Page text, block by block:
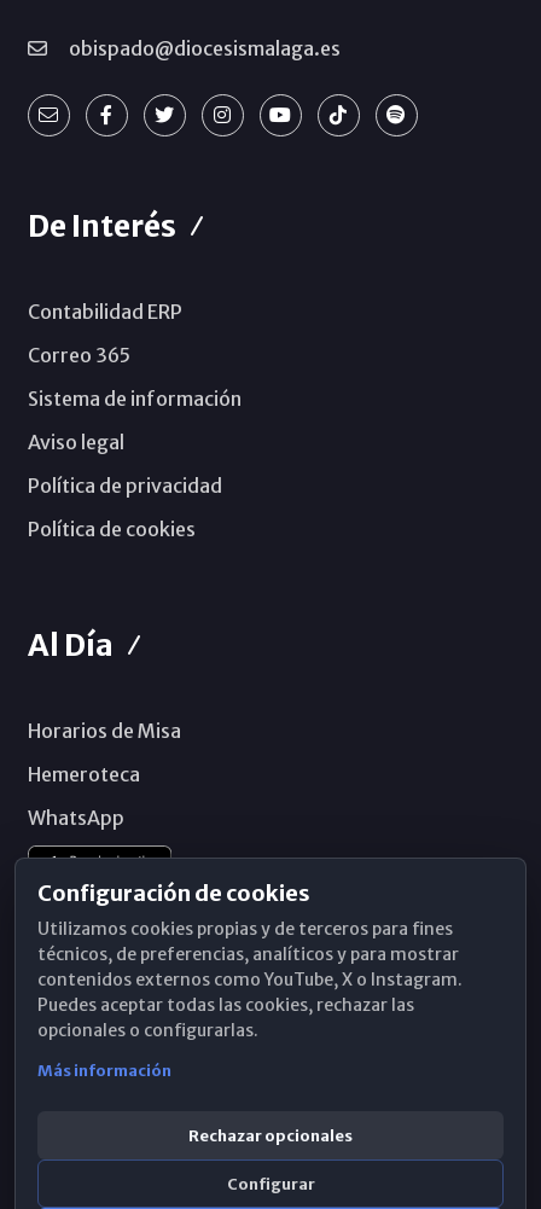
obispado@diocesismalaga.es
De Interés
Contabilidad ERP
Correo 365
Sistema de información
Aviso legal
Política de privacidad
Política de cookies
Al Día
Horarios de Misa
Hemeroteca
WhatsApp
Configuración de cookies
Utilizamos cookies propias y de terceros para fines
técnicos, de preferencias, analíticos y para mostrar
contenidos externos como YouTube, X o Instagram.
Puedes aceptar todas las cookies, rechazar las
opcionales o configurarlas.
Más información
Rechazar opcionales
Configurar